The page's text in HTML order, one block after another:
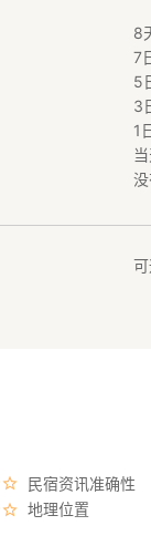
8
7
5
3
1
民宿资讯准确性
地理位置